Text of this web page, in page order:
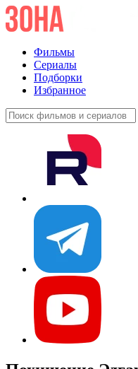
Фильмы
Сериалы
Подборки
Избранное